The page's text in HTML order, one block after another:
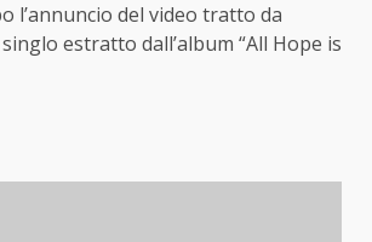
l’annuncio del video tratto da
estratto dall’album “All Hope is